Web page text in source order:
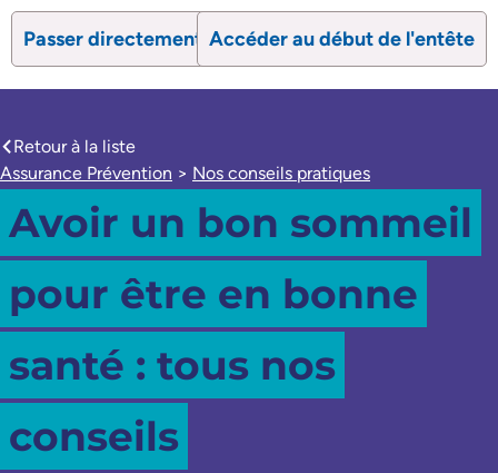
Passer directement au contenu
search
Accéder au début de l'entête
caret-left
Retour à la liste
Assurance Prévention > Nos conseils pratiques
Avoir un bon sommeil
pour être en bonne
santé : tous nos
conseils